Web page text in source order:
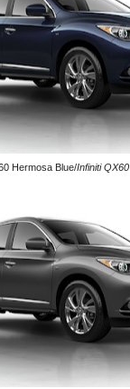
Hermosa Blue/Infiniti